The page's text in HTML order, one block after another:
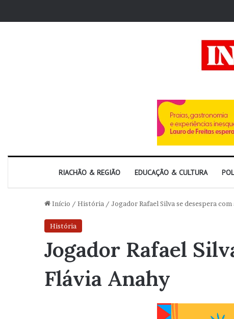
RIACHÃO & REGIÃO EDUCAÇÃO & CULTURA
Início / História / Jogador Rafael Silva se desespera
História
Jogador Rafael
Flávia Anahy